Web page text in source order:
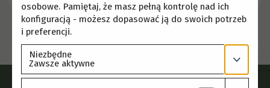
osobowe. Pamiętaj, że masz pełną kontrolę nad ich
konfiguracją - możesz dopasować ją do swoich potrzeb
i preferencji.
Niezbędne
Zawsze aktywne